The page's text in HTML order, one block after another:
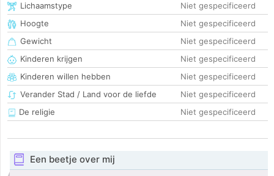
Lichaamstype
Niet gespecificeerd
Hoogte
Niet gespecificeerd
Gewicht
Niet gespecificeerd
Kinderen krijgen
Niet gespecificeerd
Kinderen willen hebben
Niet gespecificeerd
Verander Stad / Land voor de liefde
Niet gespecificeerd
De religie
Niet gespecificeerd
Een beetje over mij